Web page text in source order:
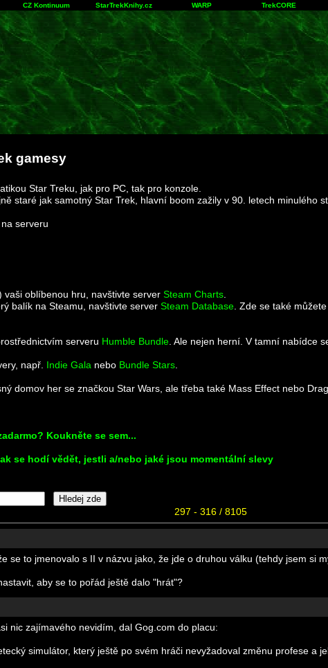
CZ Kontinuum StarTrekKnihy.cz WARP TrekCORE
gamesy
Star Treku, jak pro PC, tak pro konzole.
staré jak samotný Star Trek, hlavní boom zažily v 90. letech minulého
serveru
oblíbenou hru, navštivte server Steam Charts
balík na Steamu, navštivte server Steam Database . Zde se také
serveru Humble Bundle . Ale nejen herní. V tamní nabídce
např. Indie Gala nebo Bundle Stars
domov her se značkou Star Wars, ale třeba také Mass Effect nebo
Koukněte se sem...
se hodí vědět, jestli a/nebo jaké jsou momentální slevy
297 - 316 / 8105
se to jmenovalo s II v názvu jako, že jde o druhou válku (tehdy jsem si
aby se to pořád ještě dalo "hrát"?
nic zajímavého nevidím, dal Gog.com do placu:
simulátor, který ještě po svém hráči nevyžadoval změnu profese a